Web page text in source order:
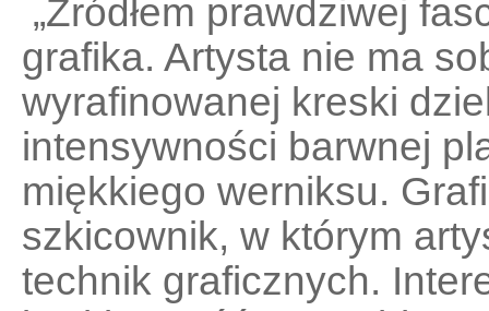
„Źródłem prawdziwej
grafika. Artysta nie ma
wyrafinowanej kreski
intensywności barwnej
miękkiego werniksu.
szkicownik, w którym
technik graficznych.